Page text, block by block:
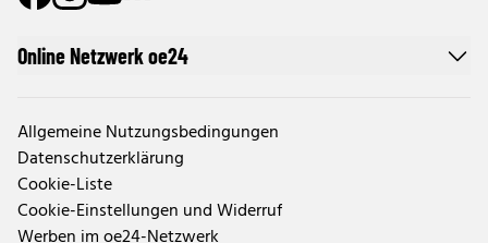
Online Netzwerk oe24
Allgemeine Nutzungsbedingungen
Datenschutzerklärung
Cookie-Liste
Cookie-Einstellungen und Widerruf